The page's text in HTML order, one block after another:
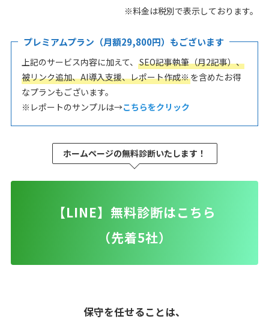
※料金は税別で表示しております。
プレミアムプラン（月額29,800円）もございます
上記のサービス内容に加えて、SEO記事執筆（月2記事）、
被リンク追加、AI導入支援、レポート作成※を含めたお得
なプランもございます。
※レポートのサンプルは→こちらをクリック
ホームページの無料診断いたします！
【LINE】無料診断はこちら
（先着5社）
保守を任せることは、